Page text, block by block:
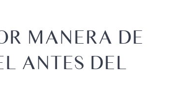
MANERA DE
ANTES DEL